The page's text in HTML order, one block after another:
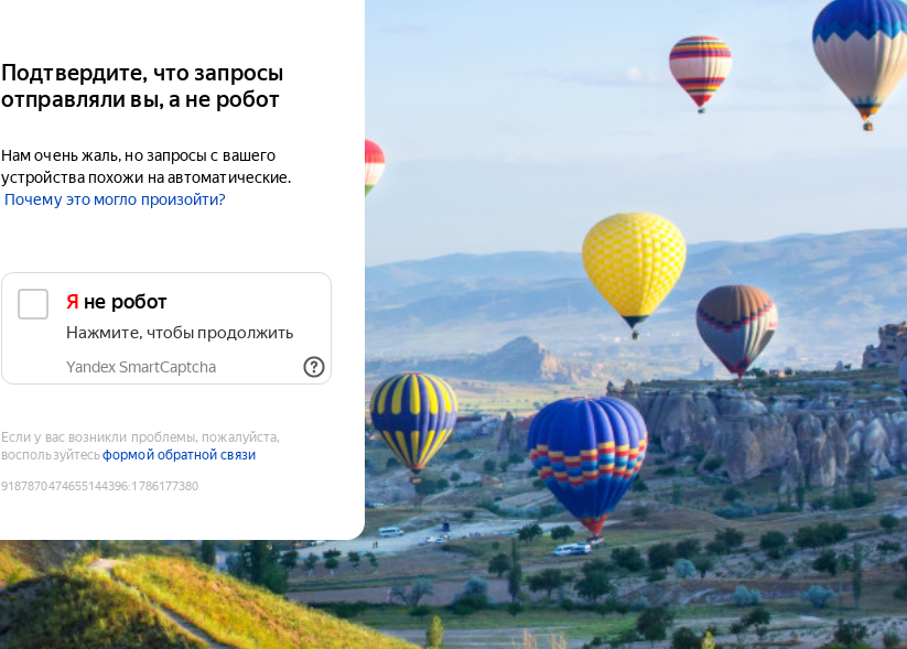
Подтвердите, что запросы
отправляли вы, а не робот
Нам очень жаль, но запросы с вашего
устройства похожи на автоматические.
Почему это могло произойти?
Я не робот
Нажмите, чтобы продолжить
Yandex SmartCaptcha
Если у вас возникли проблемы, пожалуйста,
воспользуйтесьформой обратной связи
9187870474655144396:1786177380